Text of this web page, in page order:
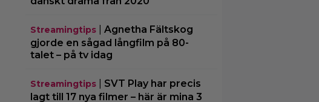
Streamingtips| Agnetha Fältskog
gjorde en sågad långfilm på 80-
talet – på tv idag
Streamingtips| SVT Play har precis
lagt till 17 nya filmer – här är mina 3